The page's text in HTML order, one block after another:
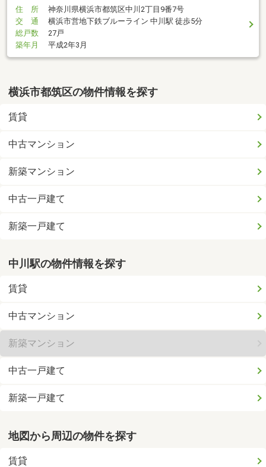
住 所
神奈川県横浜市都筑区中川2丁目9番7号
交 通
横浜市営地下鉄ブルーライン 中川駅 徒歩5分
総戸数
27戸
築年月
平成2年3月
横浜市都筑区の物件情報を探す
賃貸
中古マンション
新築マンション
中古一戸建て
新築一戸建て
中川駅の物件情報を探す
賃貸
中古マンション
新築マンション
中古一戸建て
新築一戸建て
地図から周辺の物件を探す
賃貸